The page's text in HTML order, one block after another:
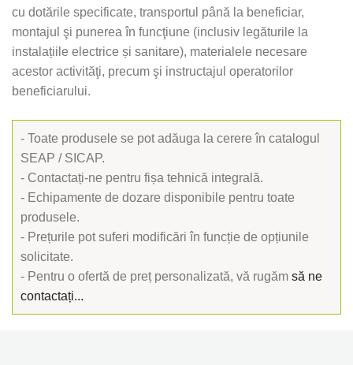
cu dotările specificate, transportul până la beneficiar,
montajul şi punerea în funcţiune (inclusiv legăturile la
instalațiile electrice și sanitare), materialele necesare
acestor activităţi, precum şi instructajul operatorilor
beneficiarului.
- Toate produsele se pot adăuga la cerere în catalogul
SEAP / SICAP.
- Contactați-ne pentru fișa tehnică integrală.
- Echipamente de dozare disponibile pentru toate
produsele.
- Prețurile pot suferi modificări în funcție de opțiunile
solicitate.
- Pentru o ofertă de preț personalizată, vă rugăm să ne
contactați...